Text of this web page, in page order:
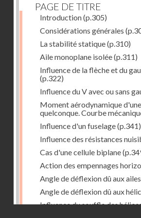
PAGE DE TITRE
Introduction(p.305)
Considérations générales
La stabilité statique(p.310)
Aile monoplane isolée(p.311)
Influence de la flèche et du
(p.322)
Influence du V avec ou sans
Moment aérodynamique
quelconque. Courbe
Influence d'un fuselage(p.341)
Influence des résistances
Cas d'une cellule biplane
Action des empennages
Angle de déflexion dû aux ailes
Angle de déflexion dû aux
Influence du souffle des